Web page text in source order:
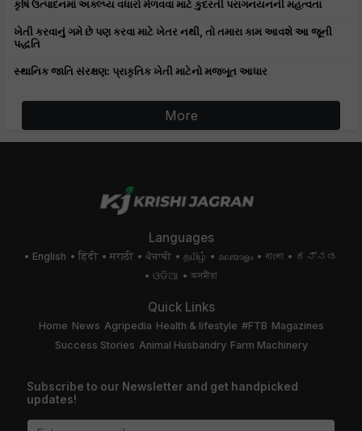
કૃષિ ઉત્પાદનમાં અક્લ્પ્ય વધારો મેળવવા માટે કુદરતી પરાગનયનની મહત્વતા
ખેતી કરવાનું ગમે છે પણ કરવા માટે ખેતર નથી, તો તમારા કામ આવશે આ જૂની
પદ્ધતિ
સ્થાનિક જાતિ સંરક્ષણ: પ્રાકૃતિક ખેતી માટેનો મજબૂત આધાર
More
Languages
English हिंदी मराठी ਪੰਜਾਬੀ தமிழ் മലയാളം বাংলা
ಕನ್ನಡ
ଓଡିଆ
অসমীয়া
Quick Links
Home News Agripedia Health & lifestyle #FTB Magazines
Success Stories Animal Husbandry Farm Machinery
Subscribe to our Newsletter and get handpicked
updates!